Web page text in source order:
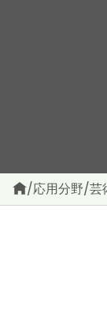
/応用分野/芸